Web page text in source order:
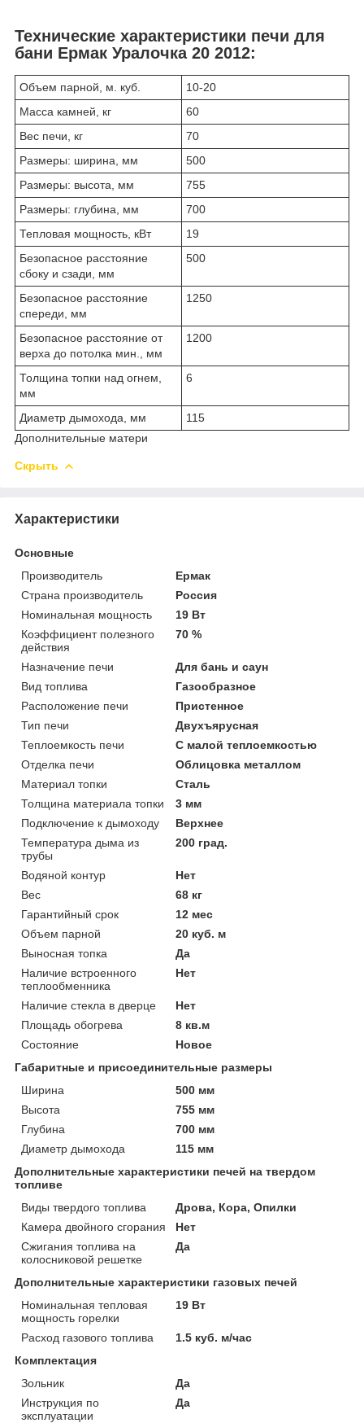
Технические характеристики печи для
бани Ермак Уралочка 20 2012:
Объем парной, м. куб.
10-20
Масса камней, кг
60
Вес печи, кг
70
Размеры: ширина, мм
500
Размеры: высота, мм
755
Размеры: глубина, мм
700
Тепловая мощность, кВт
19
Безопасное расстояние
сбоку и сзади, мм
500
Безопасное расстояние
спереди, мм
1250
Безопасное расстояние от
верха до потолка мин., мм
1200
Толщина топки над огнем,
мм
6
Диаметр дымохода, мм
115
Дополнительные матери
Скрыть
Характеристики
Основные
Производитель
Ермак
Страна производитель
Россия
Номинальная мощность
19 Вт
Коэффициент полезного
действия
70 %
Назначение печи
Для бань и саун
Вид топлива
Газообразное
Расположение печи
Пристенное
Тип печи
Двухъярусная
Теплоемкость печи
С малой теплоемкостью
Отделка печи
Облицовка металлом
Материал топки
Сталь
Толщина материала топки
3 мм
Подключение к дымоходу
Верхнее
Температура дыма из
трубы
200 град.
Водяной контур
Нет
Вес
68 кг
Гарантийный срок
12 мес
Объем парной
20 куб. м
Выносная топка
Да
Наличие встроенного
теплообменника
Нет
Наличие стекла в дверце
Нет
Площадь обогрева
8 кв.м
Состояние
Новое
Габаритные и присоединительные размеры
Ширина
500 мм
Высота
755 мм
Глубина
700 мм
Диаметр дымохода
115 мм
Дополнительные характеристики печей на твердом
топливе
Виды твердого топлива
Дрова, Кора, Опилки
Камера двойного сгорания
Нет
Сжигания топлива на
колосниковой решетке
Да
Дополнительные характеристики газовых печей
Номинальная тепловая
мощность горелки
19 Вт
Расход газового топлива
1.5 куб. м/час
Комплектация
Зольник
Да
Инструкция по
эксплуатации
Да